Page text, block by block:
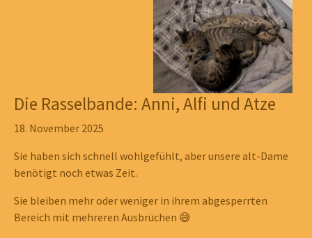
Die Rasselbande: Anni, Alfi und Atze
18. November 2025
Sie haben sich schnell wohlgefühlt, aber unsere alt-Dame
benötigt noch etwas Zeit.
Sie bleiben mehr oder weniger in ihrem abgesperrten
Bereich mit mehreren Ausbrüchen 😅